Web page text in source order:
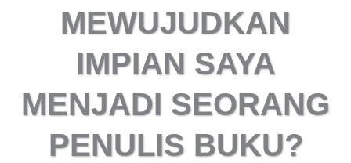
MEWUJUDKAN
IMPIAN SAYA
MENJADI SEORANG
PENULIS BUKU?